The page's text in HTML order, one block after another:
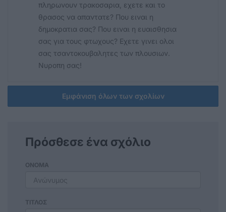
πληρωνουν τρακοσαρια, εχετε και το
θρασος να απαντατε? Που ειναι η
δημοκρατια σας? Που ειναι η ευαισθησια
σας για τους φτωχους? Εχετε γινει ολοι
σας τσαντοκουβαλητες των πλουσιων.
Νυροπη σας!
Εμφάνιση όλων των σχολίων
Πρόσθεσε ένα σχόλιο
ΟΝΟΜΑ
ΤΙΤΛΟΣ